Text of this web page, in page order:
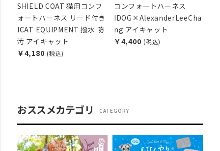
SHIELD COAT 猫用コンフ
ォートハーネス リード付き
ICAT EQUIPMENT 撥水 防
汚 アイキャット
￥4,180 (税込)
コンフォートハーネス
IDOG×AlexanderLeeCha
ng アイキャット
￥4,400 (税込)
おススメカテゴリ CATEGORY